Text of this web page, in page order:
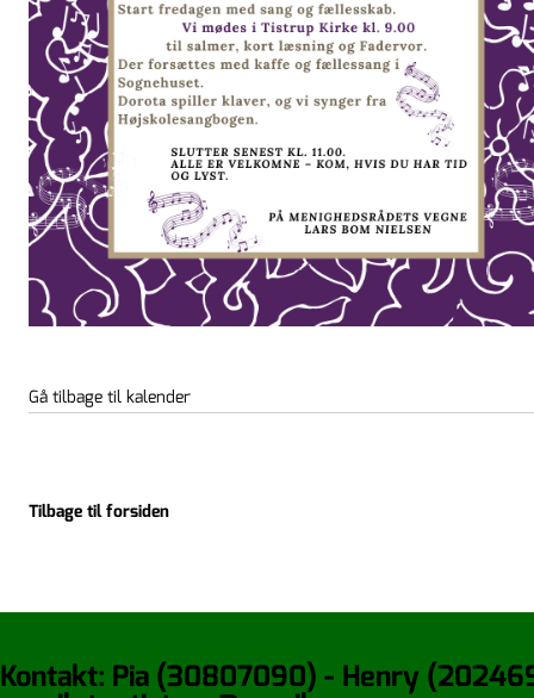
Gå tilbage til kalender
Tilbage til forsiden
Kontakt: Pia (30807090) - Henry